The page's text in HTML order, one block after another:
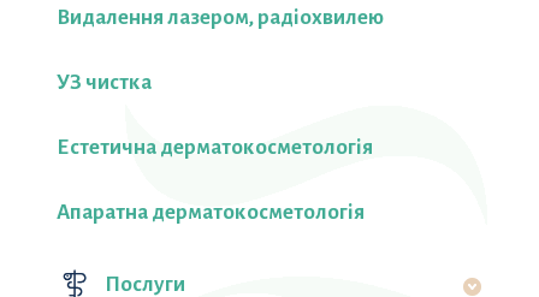
Видалення лазером, радіохвилею
УЗ чистка
Естетична дерматокосметологія
Апаратна дерматокосметологія
Послуги